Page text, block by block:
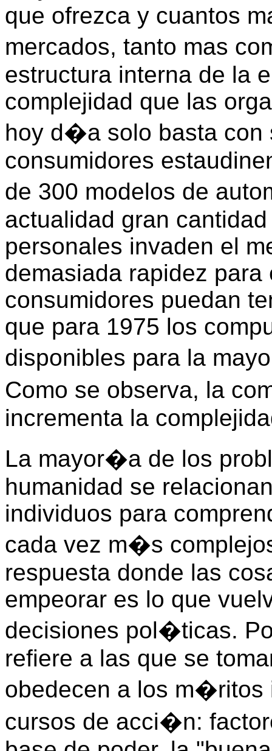
que ofrezca y cuantos
mercados, tanto mas
estructura interna de la
complejidad que las
hoy d�a solo basta
consumidores
de 300 modelos de
actualidad gran
personales invaden el
demasiada rapidez
consumidores puedan
que para 1975 los
disponibles para la
Como se observa, la
incrementa la
La mayor�a de los
humanidad se
individuos para
cada vez m�s
respuesta donde las
empeorar es lo que
decisiones pol�ticas.
refiere a las que se
obedecen a los
cursos de acci�n: